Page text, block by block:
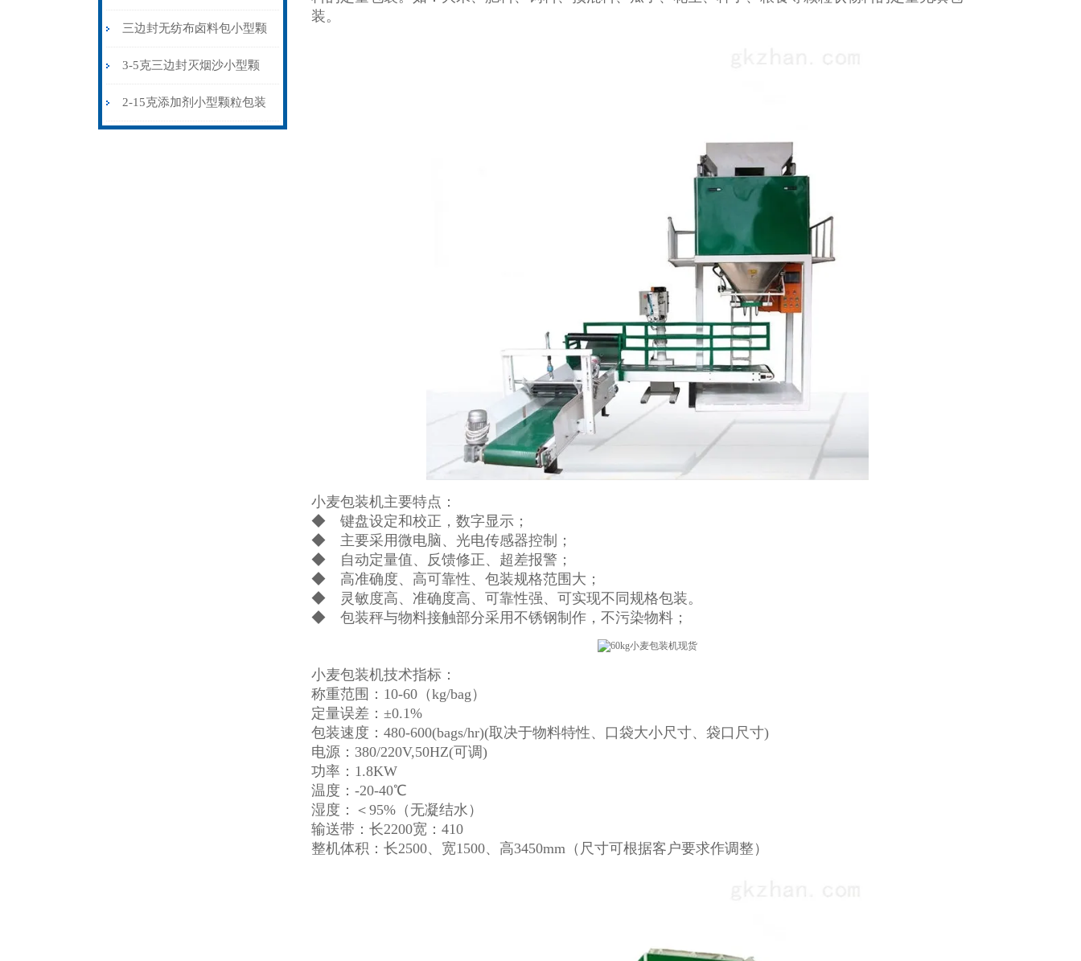
装机高精度可定制
三边封无纺布卤料包小型颗
粒包装机厂家
3-5克三边封灭烟沙小型颗
粒包装机智能化
2-15克添加剂小型颗粒包装
装。
小麦包装机主要特点：
◆ 键盘设定和校正，数字显示；
◆ 主要采用微电脑、光电传感器控制；
◆ 自动定量值、反馈修正、超差报警；
◆ 高准确度、高可靠性、包装规格范围大；
◆ 灵敏度高、准确度高、可靠性强、可实现不同规格包装。
◆ 包装秤与物料接触部分采用不锈钢制作，不污染物料；
小麦包装机技术指标：
称重范围：10-60（kg/bag）
定量误差：±0.1%
包装速度：480-600(bags/hr)(取决于物料特性、口袋大小尺寸、袋口尺寸)
电源：380/220V,50HZ(可调)
功率：1.8KW
温度：-20-40℃
湿度：＜95%（无凝结水）
输送带：长2200宽：410
整机体积：长2500、宽1500、高3450mm（尺寸可根据客户要求作调整）